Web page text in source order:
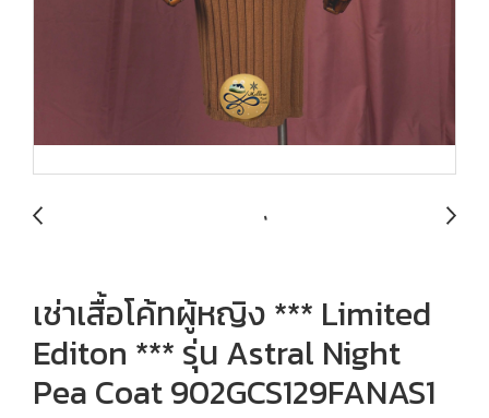
เช่าเสื้อโค้ทผู้หญิง *** Limited
Editon *** รุ่น Astral Night
Pea Coat 902GCS129FANAS1